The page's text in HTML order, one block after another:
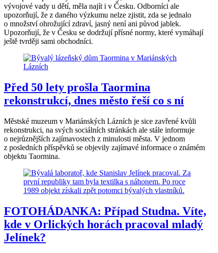
vývojové vady u dětí, měla najít i v Česku. Odborníci ale
upozorňují, že z daného výzkumu nelze zjistit, zda se jednalo
o množství ohrožující zdraví, jasný není ani původ jablek.
Upozorňují, že v Česku se dodržují přísné normy, které vymáhají
ještě tvrději sami obchodníci.
Před 50 lety prošla Taormina
rekonstrukcí, dnes město řeší co s ní
Městské muzeum v Mariánských Lázních je sice zavřené kvůli
rekonstrukci, na svých sociálních stránkách ale stále informuje
o nejrůznějších zajímavostech z minulosti města. V jednom
z posledních příspěvků se objevily zajímavé informace o známém
objektu Taormina.
FOTOHÁDANKA: Případ Studna. Víte,
kde v Orlických horách pracoval mladý
Jelínek?